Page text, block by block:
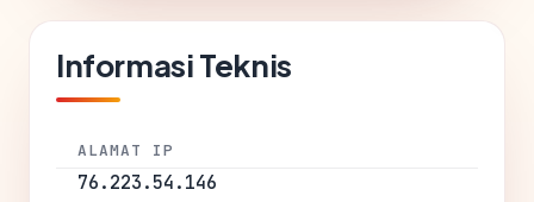
Informasi Teknis
ALAMAT IP
76.223.54.146